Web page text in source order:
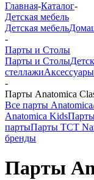
Главная-Каталог-
Детская мебель
Детская мебель
-
Парты и Столы
Парты и Столы
стеллажиАксессуары
-
Парты Anatomica
Все парты
Anatomica Kids
партыПарты TCT
бренды
Парты